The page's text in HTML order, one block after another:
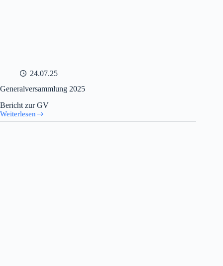
24.07.25
Generalversammlung 2025
Bericht zur GV
Weiterlesen
Generalversammlung